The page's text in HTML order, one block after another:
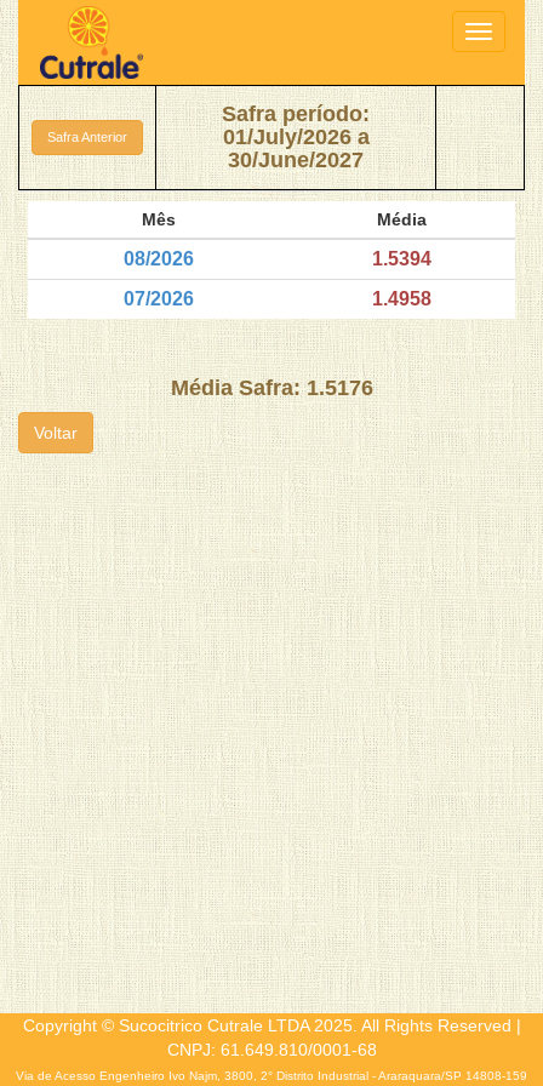
Toggle
Safra Anterior
Safra período:
01/July/2026 a
30/June/2027
Mês Média
08/2026
1.5394
07/2026
1.4958
Média Safra: 1.5176
Voltar
Copyright © Sucocitrico Cutrale LTDA 2025. All Rights Reserved |
CNPJ: 61.649.810/0001-68
Via de Acesso Engenheiro Ivo Najm, 3800, 2° Distrito Industrial - Araraquara/SP 14808-159